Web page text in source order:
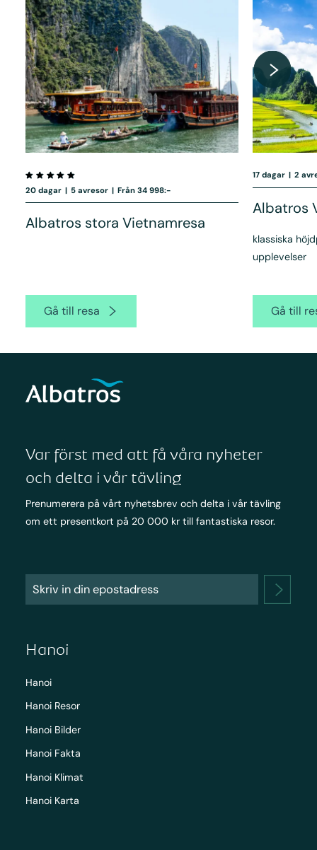
20 dagar | 5 avresor | Från 34 998:-
Albatros stora Vietnamresa
Gå till resa
17 dagar | 2
Albatros
klassiska
upplevelser
Gå till
Var först med att få våra nyheter
och delta i vår tävling
Prenumerera på vårt nyhetsbrev och delta i vår tävling
om ett presentkort på 20 000 kr till fantastiska resor.
Hanoi
Hanoi
Hanoi Resor
Hanoi Bilder
Hanoi Fakta
Hanoi Klimat
Hanoi Karta